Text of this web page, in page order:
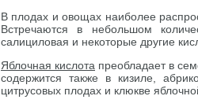
В плодах и овощах наиболее
Встречаются в небольшом
салициловая и некоторые другие
Яблочная кислота преобладает в
содержится также в кизиле,
цитрусовых плодах и клюкве